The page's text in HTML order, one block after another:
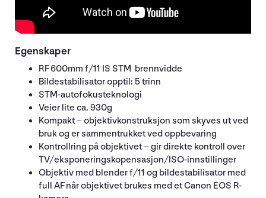
Egenskaper
RF 600mm f/11 IS STM brennvidde
Bildestabilisator opptil: 5 trinn
STM-autofokusteknologi
Veier lite ca. 930g
Kompakt – objektivkonstruksjon som skyves ut ved
bruk og er sammentrukket ved oppbevaring
Kontrollring på objektivet – gir direkte kontroll over
TV/eksponeringskopensasjon/ISO-innstillinger
Objektiv med blender f/11 og bildestabilisator med
full AF når objektivet brukes med et Canon EOS R-